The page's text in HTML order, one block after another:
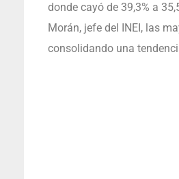
donde cayó de 39,3% a
Morán, jefe del INEI, las
consolidando una